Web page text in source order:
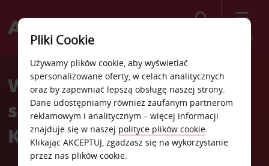
Menu
Welcome
AvisWypożyczalnia
samochodów Wyspa
Księcia Edwarda
Pliki Cookie
Używamy plików cookie, aby wyświetlać
spersonalizowane oferty, w celach analitycznych
oraz by zapewniać lepszą obsługę naszej strony.
Dane udostępniamy również zaufanym partnerom
reklamowym i analitycznym – więcej informacji
znajduje się w naszej polityce plików cookie.
Klikając AKCEPTUJ, zgadzasz się na wykorzystanie
przez nas plików cookie.